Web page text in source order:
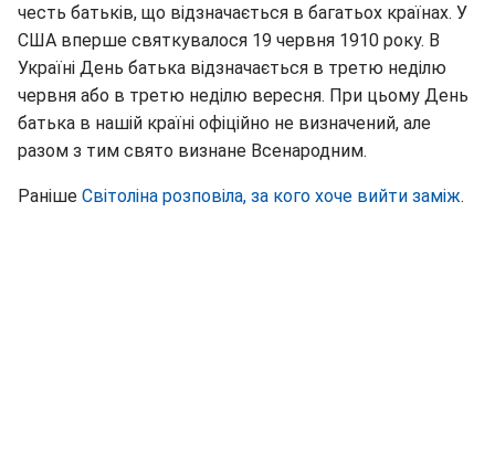
честь батьків, що відзначається в багатьох країнах. У
США вперше святкувалося 19 червня 1910 року. В
Україні День батька відзначається в третю неділю
червня або в третю неділю вересня. При цьому День
батька в нашій країні офіційно не визначений, але
разом з тим свято визнане Всенародним.
Раніше Світоліна розповіла, за кого хоче вийти заміж.